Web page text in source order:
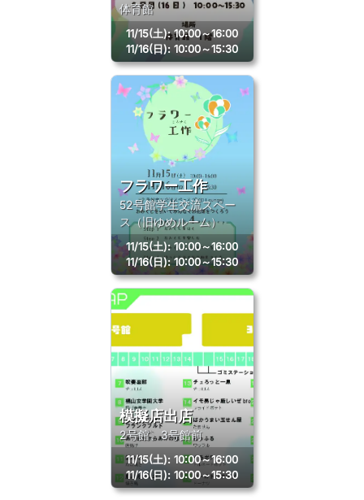
体育館
11/15(土):10:00～16:00
11/16(日): 10:00～15:30
フラワー工作
52号館学生交流スペー
ス（旧ゆめルーム）
11/15(土):10:00～16:00
11/16(日):10:00～15:30
模擬店出店
2号館、3号館前
11/15(土): 10:00～16:00
11/16(日): 10:00～15:30